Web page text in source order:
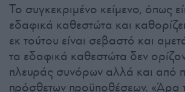
Το συγκεκριμένο κείμενο, όπως
εδαφικά καθεστώτα και
εκ τούτου είναι σεβαστό και
τα εδαφικά καθεστώτα δεν
πλευράς συνόρων αλλά και από
πρόσθετων προϋποθέσεων. «Άρα